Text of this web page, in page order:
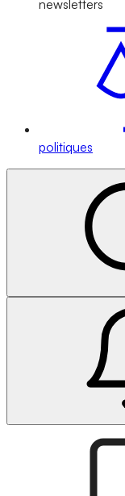
newsletters
politiques